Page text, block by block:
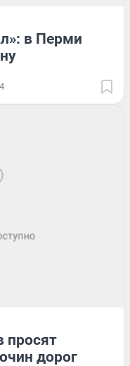
в Перми
просят
дорог